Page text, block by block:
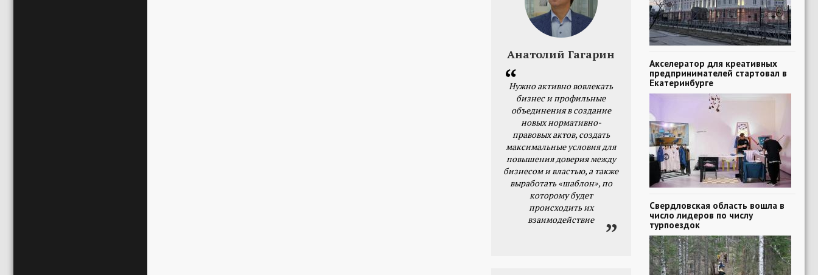
Анатолий Гагарин
Нужно активно вовлекать
бизнес и профильные
объединения в создание
новых нормативно-
правовых актов, создать
максимальные условия для
повышения доверия между
бизнесом и властью, а также
выработать «шаблон», по
которому будет
происходить их
взаимодействие
Акселератор для креативных
предпринимателей стартовал в
Екатеринбурге
Свердловская область вошла в
число лидеров по числу
турпоездок